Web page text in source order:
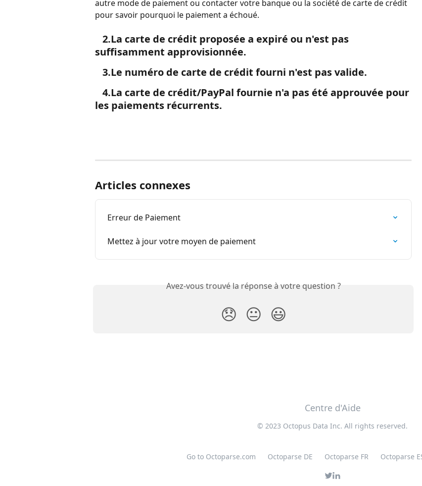
autre mode de paiement ou contacter votre banque ou la société de carte de crédit
pour savoir pourquoi le paiement a échoué.
suffisamment approvisionnée.
   3.Le numéro de carte de crédit fourni n'est pas valide.
les paiements récurrents.
Articles connexes
Erreur de Paiement
Mettez à jour votre moyen de paiement
Avez-vous trouvé la réponse à votre question ?
😞 😐 😃
Centre d'Aide
© 2023 Octopus Data Inc. All rights reserved.
Go to Octoparse.com Octoparse DE Octoparse FR Octoparse